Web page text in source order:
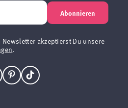
Abonnieren
akzeptierst Du unsere
.